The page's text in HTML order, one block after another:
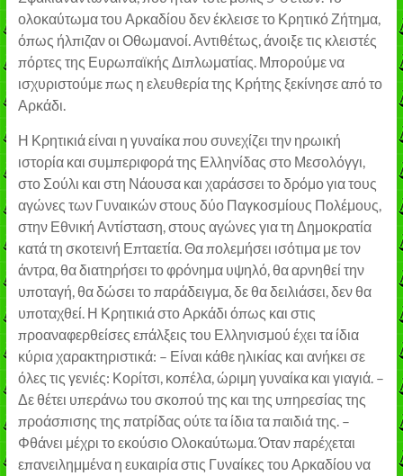
ολοκαύτωμα του Αρκαδίου δεν έκλεισε το Κρητικό Ζήτημα,
όπως ήλπιζαν οι Οθωμανοί. Αντιθέτως, άνοιξε τις κλειστές
πόρτες της Ευρωπαϊκής Διπλωματίας. Μπορούμε να
ισχυριστούμε πως η ελευθερία της Κρήτης ξεκίνησε από το
Αρκάδι.
Η Κρητικιά είναι η γυναίκα που συνεχίζει την ηρωική
ιστορία και συμπεριφορά της Ελληνίδας στο Μεσολόγγι,
στο Σούλι και στη Νάουσα και χαράσσει το δρόμο για τους
αγώνες των Γυναικών στους δύο Παγκοσμίους Πολέμους,
στην Εθνική Αντίσταση, στους αγώνες για τη Δημοκρατία
κατά τη σκοτεινή Επταετία. Θα πολεμήσει ισότιμα με τον
άντρα, θα διατηρήσει το φρόνημα υψηλό, θα αρνηθεί την
υποταγή, θα δώσει το παράδειγμα, δε θα δειλιάσει, δεν θα
υποταχθεί. Η Κρητικιά στο Αρκάδι όπως και στις
προαναφερθείσες επάλξεις του Ελληνισμού έχει τα ίδια
κύρια χαρακτηριστικά: – Είναι κάθε ηλικίας και ανήκει σε
όλες τις γενιές: Κορίτσι, κοπέλα, ώριμη γυναίκα και γιαγιά. –
Δε θέτει υπεράνω του σκοπού της και της υπηρεσίας της
προάσπισης της πατρίδας ούτε τα ίδια τα παιδιά της. –
Φθάνει μέχρι το εκούσιο Ολοκαύτωμα. Όταν παρέχεται
επανειλημμένα η ευκαιρία στις Γυναίκες του Αρκαδίου να